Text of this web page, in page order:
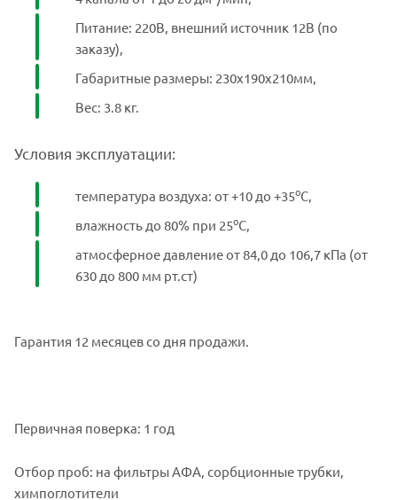
Питание: 220В, внешний источник 12В (по
заказу),
Габаритные размеры: 230х190х210мм,
Вес: 3.8 кг.
Условия эксплуатации:
температура воздуха: от +10 до +35оС,
влажность до 80% при 25оС,
атмосферное давление от 84,0 до 106,7 кПа (от
630 до 800 мм рт.ст)
Гарантия 12 месяцев со дня продажи.
Первичная поверка: 1 год
Отбор проб: на фильтры АФА, сорбционные трубки,
химпоглотители